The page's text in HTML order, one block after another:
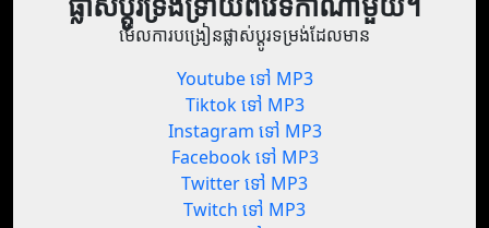
មើលការបង្រៀនផ្លាស់ប្តូរទម្រង់ដែលមាន
Youtube ទៅ MP3
Tiktok ទៅ MP3
Instagram ទៅ MP3
Facebook ទៅ MP3
Twitter ទៅ MP3
Twitch ទៅ MP3